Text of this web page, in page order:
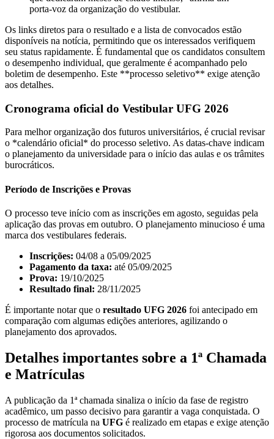
porta-voz da organização do vestibular.
Os links diretos para o resultado e a lista de convocados estão
disponíveis na notícia, permitindo que os interessados verifiquem
seu status rapidamente. É fundamental que os candidatos consultem
o desempenho individual, que geralmente é acompanhado pelo
boletim de desempenho. Este **processo seletivo** exige atenção
aos detalhes.
Cronograma oficial do Vestibular UFG 2026
Para melhor organização dos futuros universitários, é crucial revisar
o *calendário oficial* do processo seletivo. As datas-chave indicam
o planejamento da universidade para o início das aulas e os trâmites
burocráticos.
Período de Inscrições e Provas
O processo teve início com as inscrições em agosto, seguidas pela
aplicação das provas em outubro. O planejamento minucioso é uma
marca dos vestibulares federais.
Inscrições: 04/08 a 05/09/2025
Pagamento da taxa: até 05/09/2025
Prova: 19/10/2025
Resultado final: 28/11/2025
É importante notar que o resultado UFG 2026 foi antecipado em
comparação com algumas edições anteriores, agilizando o
planejamento dos aprovados.
Detalhes importantes sobre a 1ª Chamada
e Matrículas
A publicação da 1ª chamada sinaliza o início da fase de registro
acadêmico, um passo decisivo para garantir a vaga conquistada. O
processo de matrícula na UFG é realizado em etapas e exige atenção
rigorosa aos documentos solicitados.